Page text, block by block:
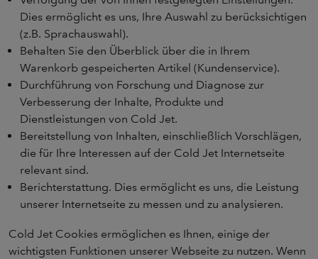
Dies ermöglicht es uns, Ihre Auswahl zu berücksichtigen
(z.B. Sprachauswahl).
Behalten Sie den Überblick über die in Ihrem
Warenkorb gespeicherten Artikel (Kundenservice).
Durchführung von Forschung und Diagnose zur
Verbesserung der Inhalte, Produkte und
Dienstleistungen von Cold Jet.
Bereitstellung von Inhalten, einschließlich Vorschlägen,
die für Ihre Interessen auf der Cold Jet Internetseite
relevant sind.
Berichterstattung. Dies ermöglicht es uns, die Leistung
unserer Internetseite zu messen und zu analysieren.
Cold Jet Cookies ermöglichen es Ihnen, einige der
wichtigsten Funktionen unserer Webseite zu nutzen. Wenn